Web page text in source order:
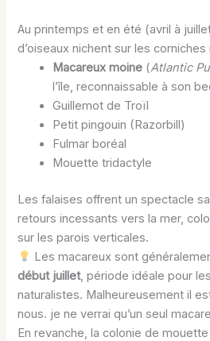
Au printemps et en été (avril à
d’oiseaux nichent sur les
Macareux moine (Atlantic
l’île, reconnaissable à son
Guillemot de Troïl
Petit pingouin (Razorbill)
Fulmar boréal
Mouette tridactyle
Les falaises offrent un spectacle
retours incessants vers la mer,
sur les parois verticales.
Les macareux sont
début juillet, période idéale pour
naturalistes. Malheureusement il
nous. je ne verrai qu’un seul
En revanche, la colonie de